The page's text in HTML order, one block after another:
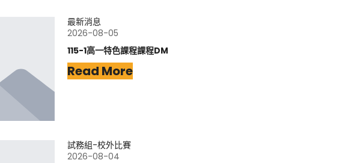
最新消息
2026-08-05
115-1高一特色課程課程DM
Read More
試務組-校外比賽
2026-08-04